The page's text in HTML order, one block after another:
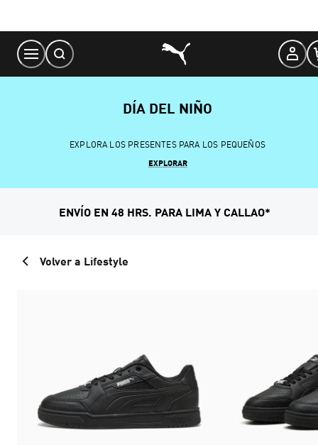
Content
DÍA DEL NIÑO
EXPLORA LOS PRESENTES PARA LOS PEQUEÑOS
EXPLORAR
ENVÍO EN 48 HRS. PARA LIMA Y CALLAO*
Volver a Lifestyle